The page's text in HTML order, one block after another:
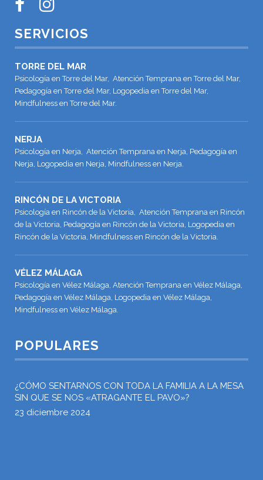
SERVICIOS
TORRE DEL MAR
Psicología en Torre del Mar, Atención Temprana en Torre del Mar,
Pedagogía en Torre del Mar, Logopedia en Torre del Mar,
Mindfulness en Torre del Mar.
NERJA
Psicología en Nerja, Atención Temprana en Nerja, Pedagogía en
Nerja, Logopedia en Nerja, Mindfulness en Nerja.
RINCÓN DE LA VICTORIA
Psicología en Rincón de la Victoria, Atención Temprana en Rincón
de la Victoria, Pedagogía en Rincón de la Victoria, Logopedia en
Rincón de la Victoria, Mindfulness en Rincón de la Victoria.
VÉLEZ MÁLAGA
Psicología en Vélez Málaga, Atención Temprana en Vélez Málaga,
Pedagogía en Vélez Málaga, Logopedia en Vélez Málaga,
Mindfulness en Vélez Málaga.
POPULARES
¿CÓMO SENTARNOS CON TODA LA FAMILIA A LA MESA
SIN QUE SE NOS «ATRAGANTE EL PAVO»?
23 diciembre 2024